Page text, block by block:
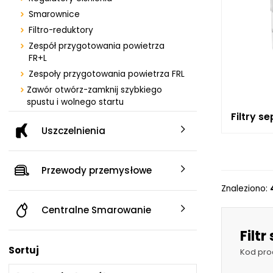
Centrum Hydrauliki Siłowej Jawor
59-400 Jawor, ul. Kuziennicza 5, POLSKA
Smarownice
Filtro-reduktory
Zespół przygotowania powietrza
FR+L
Zespoły przygotowania powietrza FRL
Zawór otwórz-zamknij szybkiego
spustu i wolnego startu
elektronicznie
Zawory kulowe
Uszczelnienia
Przewody przemysłowe
Centralne Smarowanie
Sortuj
Filtry
Znaleziono:
Filtr
Kod